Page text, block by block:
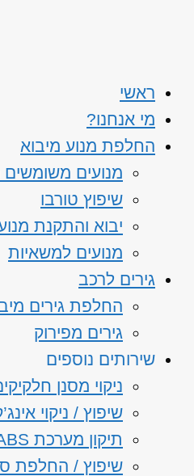
ראשי
מי אנחנו?
החלפת מנוע מיבוא
מנועים משומשים
שיפוץ טורבו
יבוא והתקנת
מנועים למשאיות
גירים לרכב
החלפת גירים
גירים מפירוק
שירותים נוספים
ניקוי מסנן
שיפוץ / ניקוי
תיקון מערכת ABS
שיפוץ / החלפת